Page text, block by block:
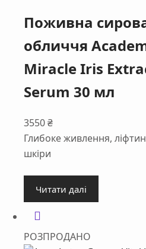
Поживна
обличчя
Miracle Iris
Serum 30 мл
3550₴
Глибоке живлення,
шкіри
Читати далі
РОЗПРОДАНО